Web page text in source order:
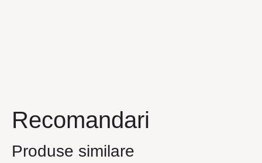
Recomandari
Produse similare